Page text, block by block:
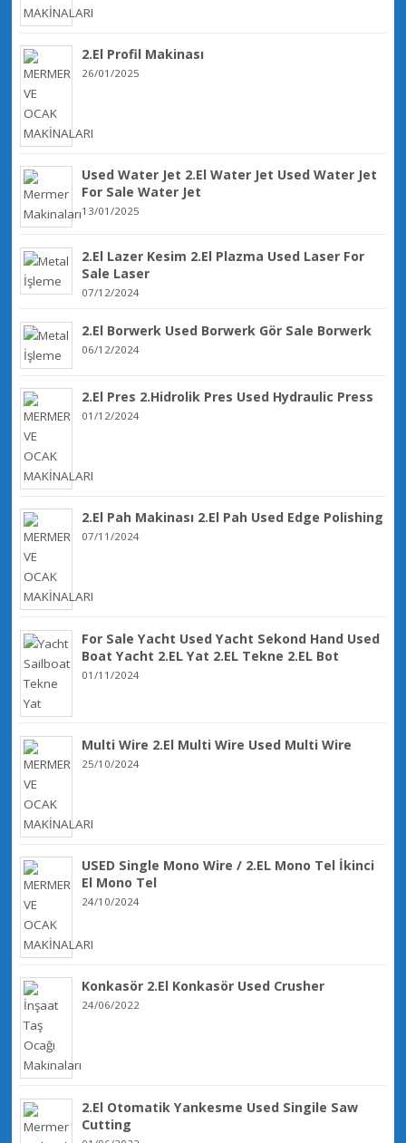
2.El Profil Makinası
26/01/2025
Used Water Jet 2.El Water Jet Used Water Jet
For Sale Water Jet
13/01/2025
2.El Lazer Kesim 2.El Plazma Used Laser For
Sale Laser
07/12/2024
2.El Borwerk Used Borwerk Gör Sale Borwerk
06/12/2024
2.El Pres 2.Hidrolik Pres Used Hydraulic Press
01/12/2024
2.El Pah Makinası 2.El Pah Used Edge Polishing
07/11/2024
For Sale Yacht Used Yacht Sekond Hand Used
Boat Yacht 2.EL Yat 2.EL Tekne 2.EL Bot
01/11/2024
Multi Wire 2.El Multi Wire Used Multi Wire
25/10/2024
USED Single Mono Wire / 2.EL Mono Tel İkinci
El Mono Tel
24/10/2024
Konkasör 2.El Konkasör Used Crusher
24/06/2022
2.El Otomatik Yankesme Used Singile Saw
Cutting